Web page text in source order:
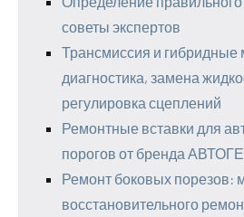
советы экспертов
Трансмиссия и
диагностика, замена
регулировка сцеплений
Ремонтные вставки для
порогов от бренда
Ремонт боковых порезов:
восстановительного